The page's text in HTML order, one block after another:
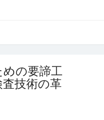
の要諦工
技術の革